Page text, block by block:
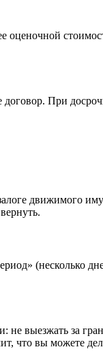
оценочной
При
движимого
(несколько
выезжать за
что вы можете